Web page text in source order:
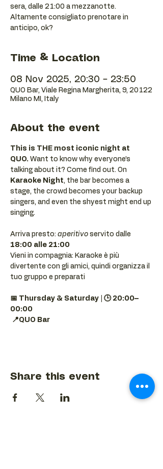
sera, dalle 21:00 a mezzanotte.
Altamente consigliato prenotare in
anticipo, ok?
Time & Location
08 Nov 2025, 20:30 – 23:50
QUO Bar, Viale Regina Margherita, 9, 20122
Milano MI, Italy
About the event
This is THE most iconic night at
QUO. Want to know why everyone’s
talking about it? Come find out. On
Karaoke Night, the bar becomes a
stage, the crowd becomes your backup
singers, and even the shyest might end up
singing.
Arriva presto: aperitivo servito dalle
18:00 alle 21:00
Vieni in compagnia: Karaoke è più
divertente con gli amici, quindi organizza il
tuo gruppo e preparati
📅 Thursday & Saturday | 🕒 20:00–
00:00
📍QUO Bar
Share this event